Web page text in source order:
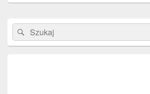
Primary
Sidebar
Widget
Area
Search
for:
Search